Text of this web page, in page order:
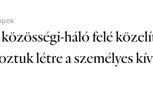
háló felé
létre a személyes